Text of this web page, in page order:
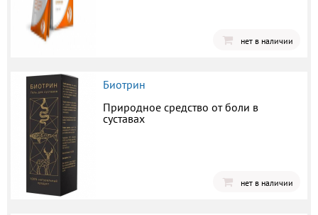
нет в наличии
Биотрин
Природное средство от боли в
суставах
нет в наличии